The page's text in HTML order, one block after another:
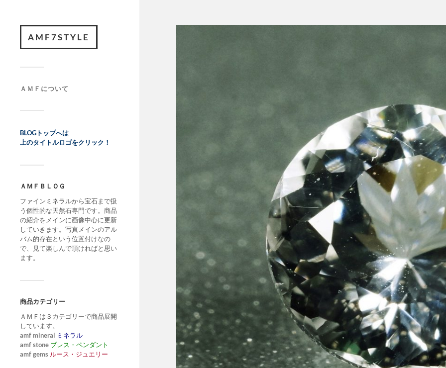
AMF7STYLE
ＡＭＦについて
BLOGトップへは
上のタイトルロゴをクリック！
ＡＭＦＢＬＯＧ
ファインミネラルから宝石まで扱
う個性的な天然石専門です。商品
の紹介をメインに画像中心に更新
していきます。写真メインのアル
バム的存在という位置付けなの
で、見て楽しんで頂ければと思い
ます。
商品カテゴリー
ＡＭＦは３カテゴリーで商品展開
しています。
amf mineral ミネラル
amf stone ブレス・ペンダント
amf gems ルース・ジュエリー